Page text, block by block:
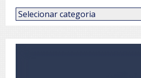
Categorias
de